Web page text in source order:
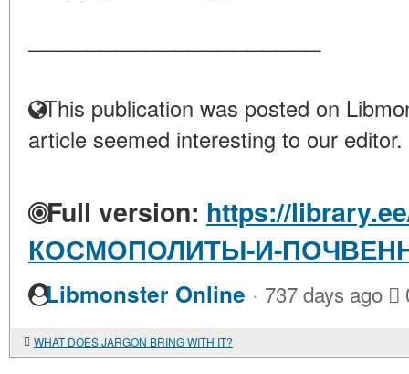
This publication was posted on
article seemed interesting to our editor.
Full version: https://
КОСМОПОЛИТЫ-И-
Libmonster Online · 737 days ago
WHAT DOES JARGON BRING WITH IT?